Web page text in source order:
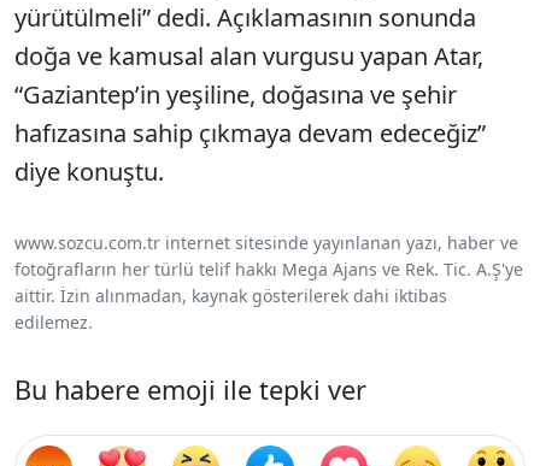
yürütülmeli” dedi. Açıklamasının sonunda
doğa ve kamusal alan vurgusu yapan Atar,
“Gaziantep’in yeşiline, doğasına ve şehir
hafızasına sahip çıkmaya devam edeceğiz”
diye konuştu.
www.sozcu.com.tr internet sitesinde yayınlanan yazı, haber ve
fotoğrafların her türlü telif hakkı Mega Ajans ve Rek. Tic. A.Ş'ye
aittir. İzin alınmadan, kaynak gösterilerek dahi iktibas
edilemez.
Bu habere emoji ile tepki ver